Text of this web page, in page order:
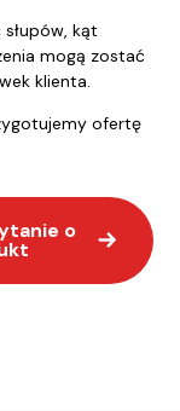
kąt
mogą zostać
klienta.
ofertę
o